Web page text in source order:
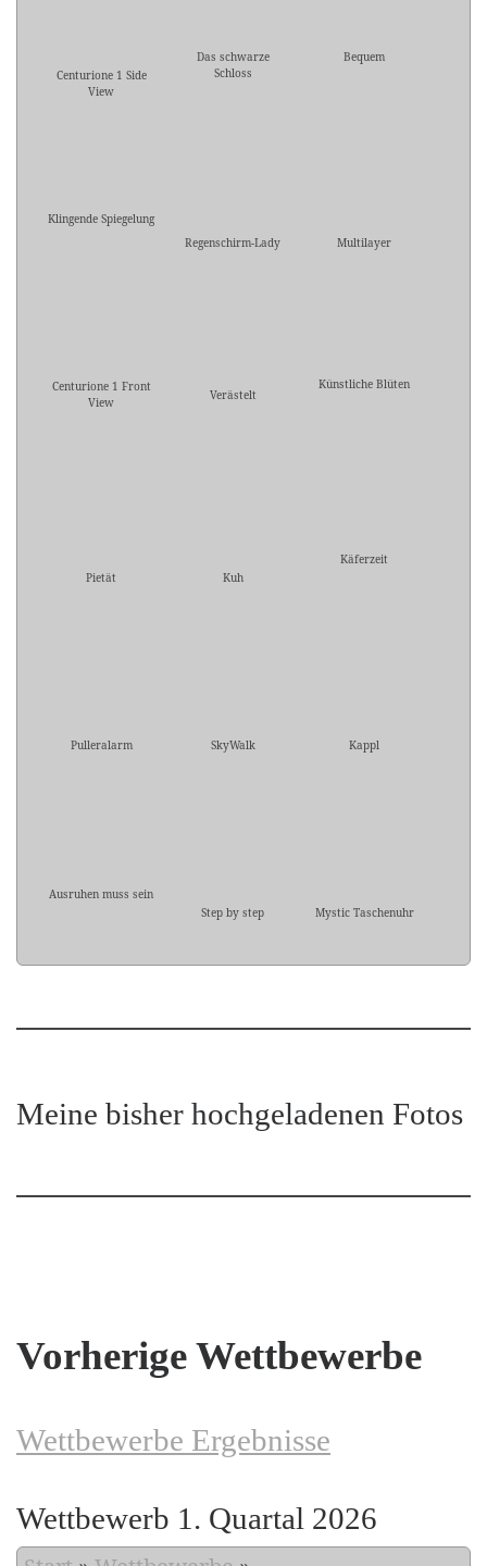
Centurione 1 Side
View
Das schwarze
Schloss
Bequem
Klingende Spiegelung
Regenschirm-Lady
Multilayer
Centurione 1 Front
View
Verästelt
Künstliche Blüten
Pietät Kuh
Käferzeit
Pulleralarm SkyWalk Kappl
Ausruhen muss sein
Step by step
Mystic Taschenuhr
Meine bisher hochgeladenen Fotos
Vorherige Wettbewerbe
Wettbewerbe Ergebnisse
Wettbewerb 1. Quartal 2026